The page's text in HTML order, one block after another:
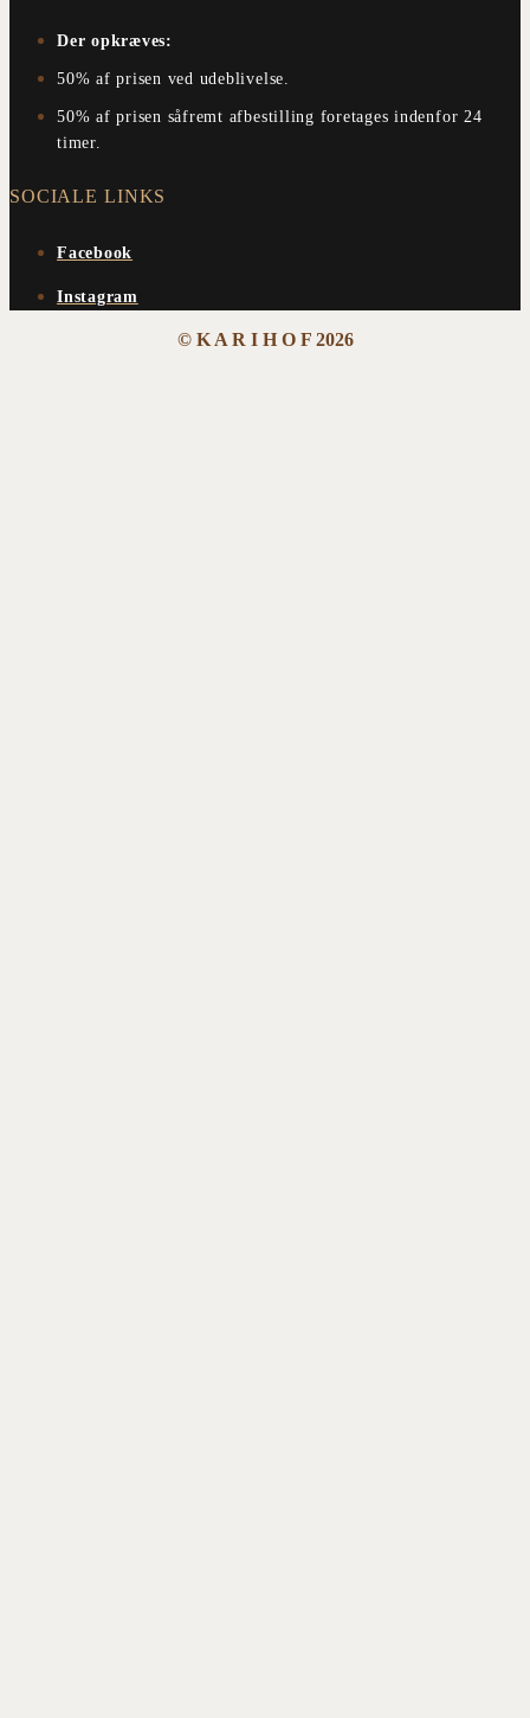
Der opkræves:
50% af prisen ved udeblivelse.
50% af prisen såfremt afbestilling foretages indenfor 24
timer.
SOCIALE LINKS
Facebook
Instagram
© K A R I H O F 2026